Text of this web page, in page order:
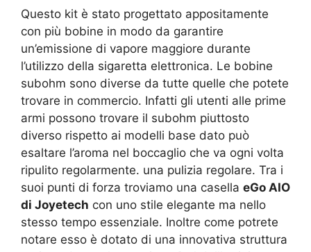
Questo kit è stato progettato appositamente
con più bobine in modo da garantire
un’emissione di vapore maggiore durante
l’utilizzo della sigaretta elettronica. Le bobine
subohm sono diverse da tutte quelle che potete
trovare in commercio. Infatti gli utenti alle prime
armi possono trovare il subohm piuttosto
diverso rispetto ai modelli base dato può
esaltare l’aroma nel boccaglio che va ogni volta
ripulito regolarmente. una pulizia regolare. Tra i
suoi punti di forza troviamo una casella eGo AIO
di Joyetech con uno stile elegante ma nello
stesso tempo essenziale. Inoltre come potrete
notare esso è dotato di una innovativa struttura